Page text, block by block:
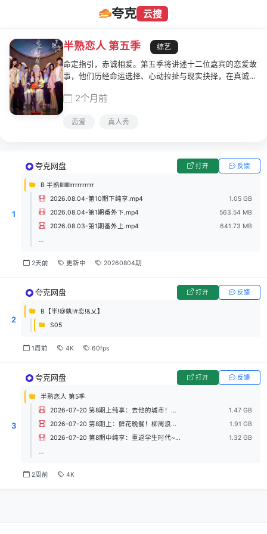
夸克 云搜
半熟恋人 第五季
综艺
命定指引，赤诚相爱。第五季将讲述十二位嘉宾的恋爱故
事，他们历经命运选择、心动拉扯与现实抉择，在真诚奔
熟龄恋爱图景。
2个月前
恋爱 真人秀
1
夸克网盘 打开 反馈
B 半熟lllllllllrrrrrrrrrr
2026.08.04-第10期下纯享.mp4
1.05 GB
2026.08.04-第1期番外下.mp4
563.54 MB
2026.08.03-第1期番外上.mp4
641.73 MB
...
2天前 更新中 20260804期
2
夸克网盘 打开 反馈
B【半!@孰!#恋!&乂】
S05
1周前 4K 60fps
3
夸克网盘 打开 反馈
半熟恋人 第5季
2026-07-20 第8期上纯享：去他的城市！爱与现实的碰撞.mp4
1.47 GB
2026-07-20 第8期上：鲜花晚餐！柳周浪漫约会.mp4
1.91 GB
2026-07-20 第8期中纯享：重返学生时代~译陆有你高甜升温.mp4
1.32 GB
...
2周前 4K